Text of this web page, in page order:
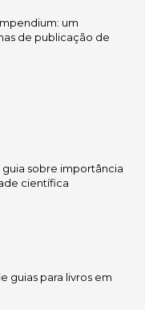
um
de publicação de
sobre importância
científica
guias para livros em